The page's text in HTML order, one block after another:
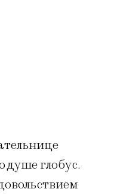
душе глобус.